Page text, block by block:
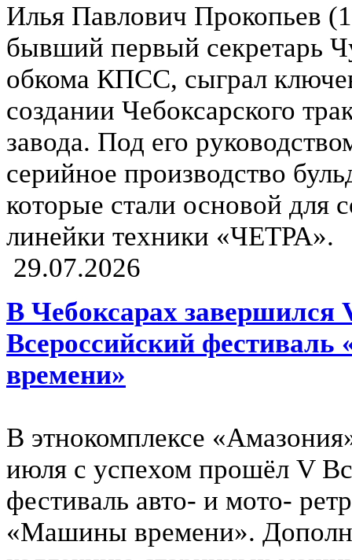
Илья Павлович Прокопьев
бывший первый секретарь
обкома КПСС, сыграл
создании Чебоксарского
завода. Под его
серийное производство
которые стали основой для
линейки техники «ЧЕТРА».
29.07.2026
В Чебоксарах завершился
Всероссийский
времени»
В этнокомплексе
июля с успехом прошёл V
фестиваль авто- и мото-
«Машины времени».